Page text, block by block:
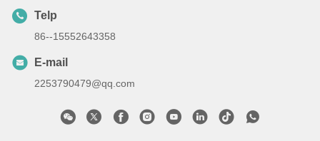
Telp
86--15552643358
E-mail
2253790479@qq.com